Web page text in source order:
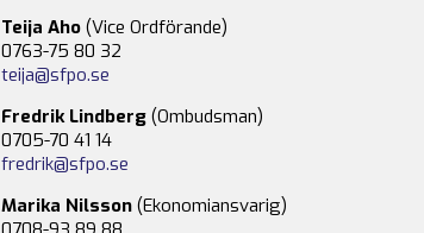
Teija Aho (Vice Ordförande)
0763-75 80 32
teija@sfpo.se
Fredrik Lindberg (Ombudsman)
0705-70 41 14
fredrik@sfpo.se
Marika Nilsson (Ekonomiansvarig)